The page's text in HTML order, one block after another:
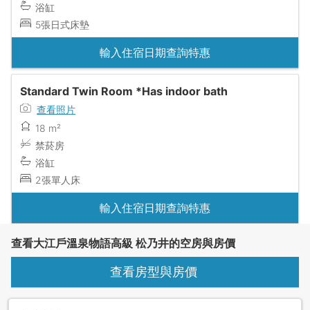
浴缸
5張日式床墊
輸入住宿日期查詢特惠
Standard Twin Room *Has indoor bath
查看照片
18 m²
禁菸房
浴缸
2張單人床
輸入住宿日期查詢特惠
查看大江戶溫泉物語高級 松乃井的空房與房價
查看房型與房價